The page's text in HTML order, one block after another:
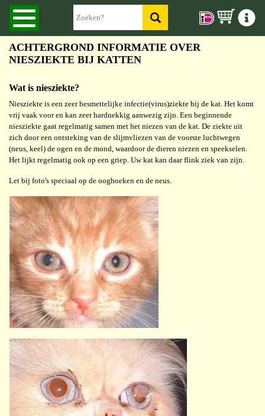
ACHTERGROND INFORMATIE OVER
NIESZIEKTE BIJ KATTEN
Wat is niesziekte?
Niesziekte is een zeer besmettelijke infectie(virus)ziekte bij de kat. Het komt
vrij vaak voor en kan zeer hardnekkig aanwezig zijn. Een beginnende
niesziekte gaat regelmatig samen met het niezen van de kat. De ziekte uit
zich door een ontsteking van de slijmvliezen van de voorste luchtwegen
(neus, keel) de ogen en de mond, waardoor de dieren niezen en speekselen.
Het lijkt regelmatig ook op een griep. Uw kat kan daar flink ziek van zijn.
Let bij foto's speciaal op de ooghoeken en de neus.